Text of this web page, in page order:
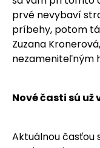
prvé nevybaví
príbehy, potom
Zuzana
nezameniteľným
Nové časti sú už
Aktuálnou časťou